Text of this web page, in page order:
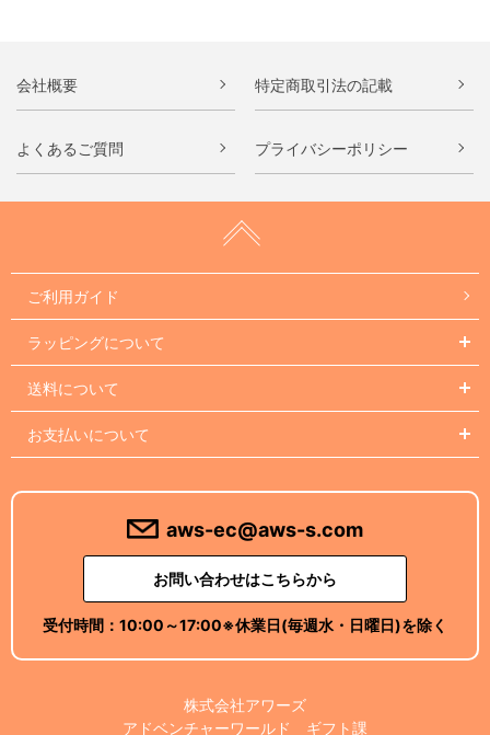
会社概要 特定商取引法の記載
よくあるご質問 プライバシーポリシー
ご利用ガイド
ラッピングについて
送料について
お支払いについて
aws-ec@aws-s.com
お問い合わせはこちらから
受付時間： 10:00～17:00※休業日(毎週水・日曜日)を除く
株式会社アワーズ
アドベンチャーワールド ギフト課